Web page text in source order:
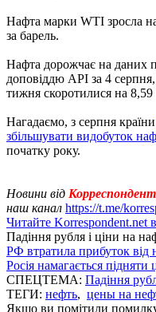
Нафта марки WTI зросла на
за барель.
Нафта дорожчає на даних
доповіддю API за 4
тижня скоротилися на 8,59
Нагадаємо, з серпня країни
збільшувати видобуток
початку року.
Новини від
наш канал https://t.me/
Читайте Korrespondent.net
Падіння рубля і ціни на
РФ втратила прибуток від
Росія намагається
СПЕЦТЕМА: Падіння
ТЕГИ: нефть, цены на
Якщо ви помітили помилку,